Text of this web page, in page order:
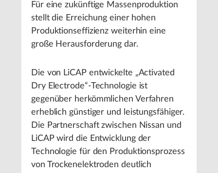
Für eine zukünftige Massenproduktion
stellt die Erreichung einer hohen
Produktionseffizienz weiterhin eine
große Herausforderung dar.
Die von LiCAP entwickelte „Activated
Dry Electrode“-Technologie ist
gegenüber herkömmlichen Verfahren
erheblich günstiger und leistungsfähiger.
Die Partnerschaft zwischen Nissan und
LiCAP wird die Entwicklung der
Technologie für den Produktionsprozess
von Trockenelektroden deutlich